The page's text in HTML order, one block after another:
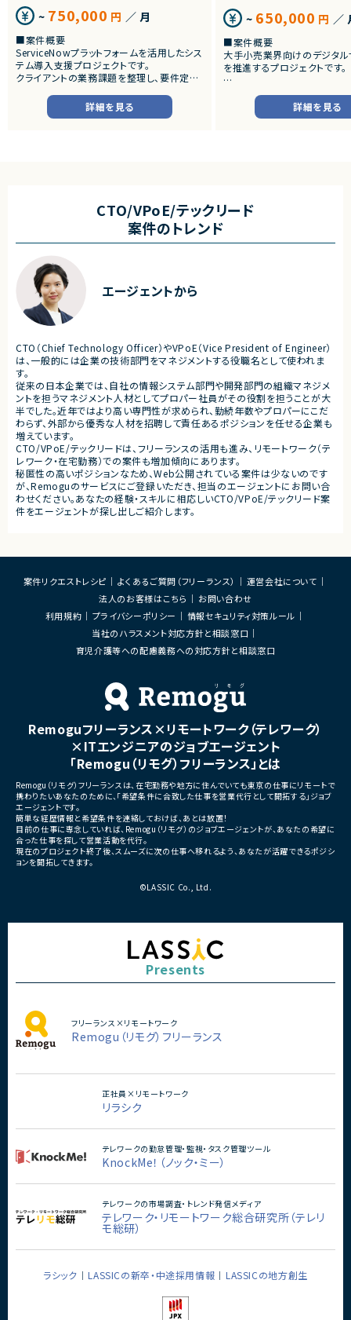
~ 750,000 円 ／ 月
■案件概要
ServiceNowプラットフォームを活用したシス
テム導入支援プロジェクトです。
クライアントの業務課題を整理し、要件定義
だきます。
・詳細設計書、テスト仕様書等のドキュメント
・成果物レビューおよび品質管理
・開発メンバーへの技術支援、進捗管理
■体制
・少人数体制でのプロジェクト推進
・クライアントおよび開発メンバーとのコミュ
ニケーションあり
■募集背景
プロジェクト拡大に伴う増員募集
詳細を見る
~ 650,000 円 ／
■案件概要
大手小売業界向けのデジタ
を推進するプロジェクトです。
■プロダクトやサービスの概
・店舗向けスマホアプリおよ
システムの継続的なエンハ
・要件整理および要件定義支
・バックエンドシステムの設計
・リリース対応および品質向
■担当工程
・要件定義
・基本設計
・詳細設計
・実装
・テスト
・リリース対応
■その他補足
・複数ベンダーによる混成チ
・全体約100名規模の大型プ
詳細を見る
CTO/VPoE/テックリード
案件のトレンド
エージェントから
CTO（Chief Technology Officer）やVPoE（Vice President of Engineer）
は、一般的には企業の技術部門をマネジメントする役職名として使われま
す。
従来の日本企業では、自社の情報システム部門や開発部門の組織マネジメ
ントを担うマネジメント人材としてプロパー社員がその役割を担うことが大
半でした。近年ではより高い専門性が求められ、勤続年数やプロパーにこだ
わらず、外部から優秀な人材を招聘して責任あるポジションを任せる企業も
増えています。
CTO/VPoE/テックリードは、フリーランスの活用も進み、リモートワーク（テ
レワーク・在宅勤務）での案件も増加傾向にあります。
秘匿性の高いポジションなため、Web公開されている案件は少ないのです
が、Remoguのサービスにご登録いただき、担当のエージェントにお問い合
わせください。あなたの経験・スキルに相応しいCTO/VPoE/テックリード案
件をエージェントが探し出しご紹介します。
案件リクエストレシピ よくあるご質問（フリーランス）
運営会社について
法人のお客様はこちら
お問い合わせ
利用規約
プライバシーポリシー
情報セキュリティ対策ルール
当社のハラスメント対応方針と相談窓口
育児介護等への配慮義務への対応方針と相談窓口
Remoguフリーランス×リモートワーク（テレワーク）
×ITエンジニアのジョブエージェント
「Remogu（リモグ）フリーランス」とは
Remogu（リモグ）フリーランスは、在宅勤務や地方に住んでいても東京の仕事にリモートで
携わりたいあなたのために、「希望条件に合致した仕事を営業代行として開拓する」ジョブ
エージェントです。
簡単な経歴情報と希望条件を連絡しておけば、あとは放置！
目前の仕事に専念していれば、Remogu（リモグ）のジョブエージェントが、あなたの希望に
合った仕事を探して営業活動を代行。
現在のプロジェクト終了後、スムーズに次の仕事へ移れるよう、あなたが活躍できるポジシ
ョンを開拓してきます。
©LASSIC Co., Ltd.
Presents
フリーランス×リモートワーク
Remogu（リモグ）フリーランス
正社員×リモートワーク
リラシク
テレワークの勤怠管理・監視・タスク管理ツール
KnockMe！（ノック・ミー）
テレワークの市場調査・トレンド発信メディア
テレワーク・リモートワーク総合研究所（テレリ
モ総研）
ラシック LASSICの新卒・中途採用情報 LASSICの地方創生